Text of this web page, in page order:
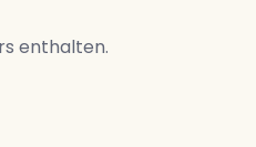
enthalten.